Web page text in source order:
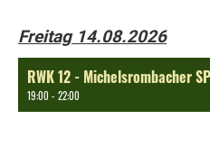
Freitag 14.08.2026
RWK 12 - Michelsrombacher
19:00 - 22:00